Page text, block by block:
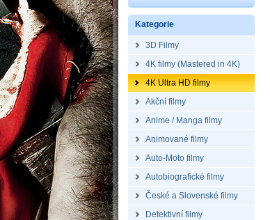
Kategorie
3D Filmy
4K filmy (Mastered in 4K)
4K Ultra HD filmy
Akční filmy
Anime / Manga filmy
Animované filmy
Auto-Moto filmy
Autobiografické filmy
České a Slovenské filmy
Detektivní filmy